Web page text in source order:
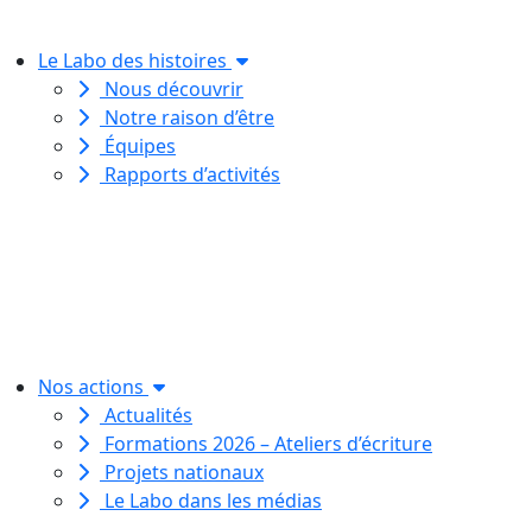
Le Labo des histoires
Nous découvrir
Notre raison d’être
Équipes
Rapports d’activités
Nos actions
Actualités
Formations 2026 – Ateliers d’écriture
Projets nationaux
Le Labo dans les médias